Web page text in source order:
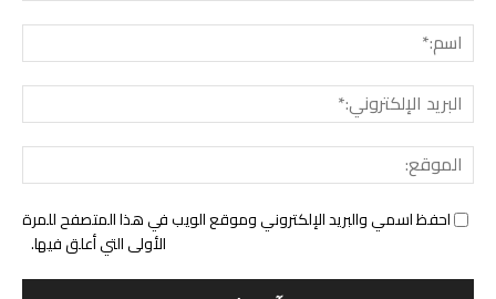
احفظ اسمي والبريد الإلكتروني وموقع الويب في هذا المتصفح للمرة
الأولى التي أعلق فيها.